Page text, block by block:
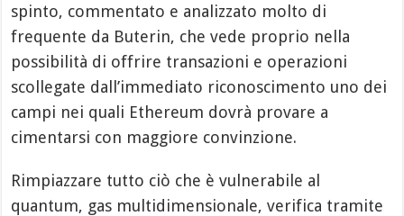
spinto, commentato e analizzato molto di
frequente da Buterin, che vede proprio nella
possibilità di offrire transazioni e operazioni
scollegate dall’immediato riconoscimento uno dei
campi nei quali Ethereum dovrà provare a
cimentarsi con maggiore convinzione.
Rimpiazzare tutto ciò che è vulnerabile al
quantum, gas multidimensionale, verifica tramite